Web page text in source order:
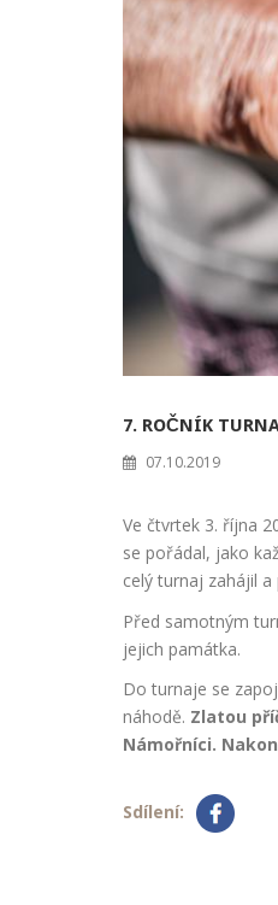
7. ROČNÍK
07.10.2019
Ve čtvrtek 3. října
se pořádal, jako
celý turnaj zahájil
Před samotným
jejich památka.
Do turnaje se
náhodě. Zlatou
Námořníci.
Sdílení: